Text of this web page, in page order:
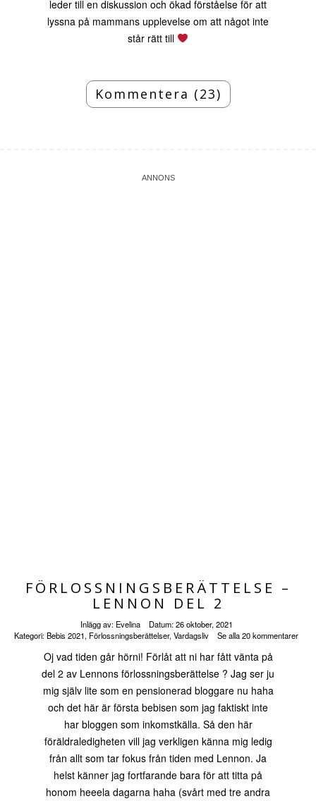
leder till en diskussion och ökad förståelse för att
lyssna på mammans upplevelse om att något inte
står rätt till
Kommentera (23)
FÖRLOSSNINGSBERÄTTELSE –
LENNON DEL 2
Inlägg av: Evelina Datum:26 oktober, 2021
Kategori:Bebis 2021, Förlossningsberättelser, Vardagsliv Se alla 20 kommentarer
Oj vad tiden går hörni! Förlåt att ni har fått vänta på
del 2 av Lennons förlossningsberättelse ? Jag ser ju
mig själv lite som en pensionerad bloggare nu haha
och det här är första bebisen som jag faktiskt inte
har bloggen som inkomstkälla. Så den här
föräldraledigheten vill jag verkligen känna mig ledig
från allt som tar fokus från tiden med Lennon. Ja
helst känner jag fortfarande bara för att titta på
honom heeela dagarna haha (svårt med tre andra